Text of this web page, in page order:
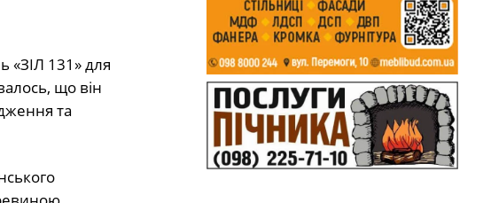
«ЗІЛ 131» для
що він
та